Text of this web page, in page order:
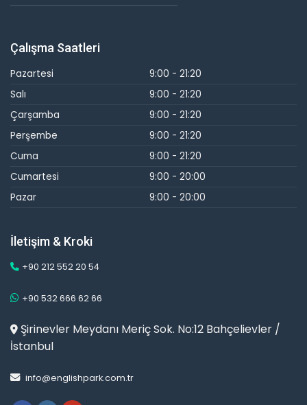
Çalışma Saatleri
Pazartesi
9:00 - 21:20
Salı
9:00 - 21:20
Çarşamba
9:00 - 21:20
Perşembe
9:00 - 21:20
Cuma
9:00 - 21:20
Cumartesi
9:00 - 20:00
Pazar
9:00 - 20:00
İletişim & Kroki
+90 212 552 20 54
+90 532 666 62 66
Şirinevler Meydanı Meriç Sok. No:12 Bahçelievler /
İstanbul
info@englishpark.com.tr